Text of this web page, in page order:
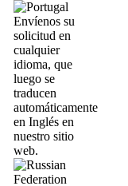
Envíenos su
solicitud en
cualquier
idioma, que
luego se
traducen
automáticamente
en Inglés en
nuestro sitio
web.